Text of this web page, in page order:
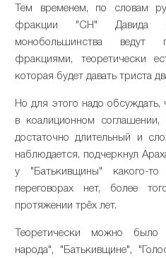
Тем временем, по словам
фракции "СН" Давида
монобольшинства
фракциями, теоретически
которая будет давать триста
Но для этого надо
в коалиционном
достаточно длительный и
наблюдается, подчеркнул
у "Батькивщины" какого-
переговорах нет, более
протяжении трёх лет.
Теоретически можно
народа", "Батькивщине",